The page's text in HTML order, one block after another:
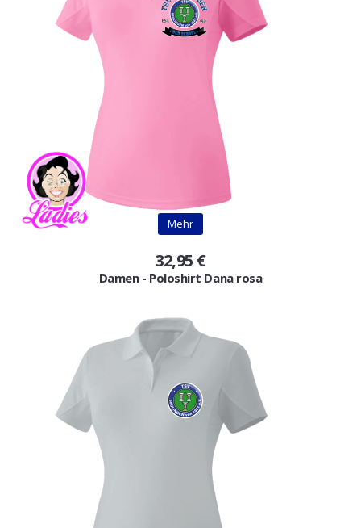
Mehr
32,95 €
Damen - Poloshirt Dana rosa